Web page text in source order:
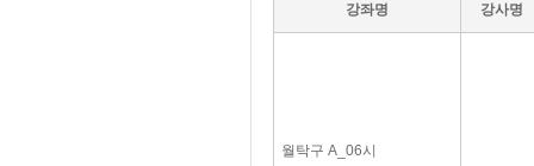
강좌명 강사명
월탁구 A_06시